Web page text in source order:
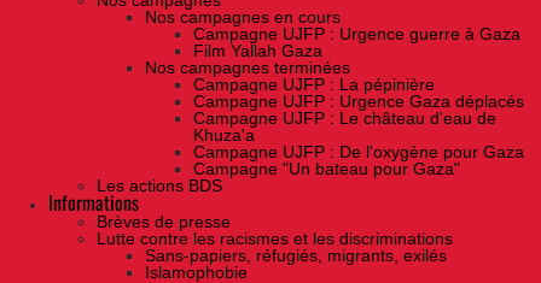
Nos campagnes en cours
Campagne UJFP : Urgence guerre à Gaza
Film Yallah Gaza
Nos campagnes terminées
Campagne UJFP : La pépinière
Campagne UJFP : Urgence Gaza déplacés
Campagne UJFP : Le château d'eau de
Khuza'a
Campagne UJFP : De l'oxygène pour Gaza
Campagne "Un bateau pour Gaza"
Les actions BDS
Informations
Brèves de presse
Lutte contre les racismes et les discriminations
Sans-papiers, réfugiés, migrants, exilés
Islamophobie